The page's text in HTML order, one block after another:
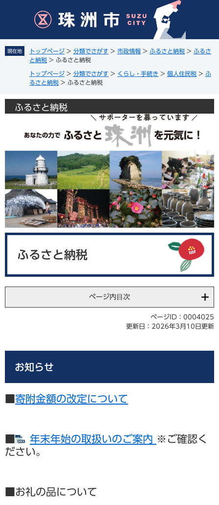
先
頭
を
飛
本
現在地 トップページ > 分類でさがす > 市政情報 > ふるさと納税 > ふるさ
と納税 > ふるさと納税
トップページ > 分類でさがす > くらし・手続き > 個人住民税 > ふ
るさと納税 > ふるさと納税
ふるさと納税
本
ふるさと納税
ページ内目次
ページID：0004025
更新日：2026年3月10日更新
お知らせ
寄附金額の改定について
年末年始の取扱いのご案内 ※ご確認く
ださい。
■お礼の品について